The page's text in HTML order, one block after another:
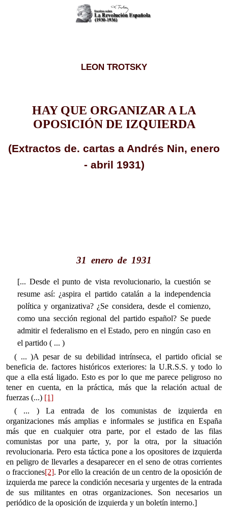
LEON TROTSKY
HAY QUE ORGANIZAR A LA
OPOSICIÓN DE IZQUIERDA
(Extractos de. cartas a Andrés Nin, enero
- abril 1931)
31 enero de 1931
[... Desde el punto de vista revolucionario, la cuestión se
resume así: ¿aspira el partido catalán a la independencia
política y organizativa? ¿Se considera, desde el comienzo,
como una sección regional del partido español? Se puede
admitir el federalismo en el Estado, pero en ningún caso en
el partido ( ... )
( ... )A pesar de su debilidad intrínseca, el partido oficial se
beneficia de. factores históricos exteriores: la U.R.S.S. y todo lo
que a ella está ligado. Esto es por lo que me parece peligroso no
tener en cuenta, en la práctica, más que la relación actual de
fuerzas (...) [1]
( ... ) La entrada de los comunistas de izquierda en
organizaciones más amplias e informales se justifica en España
más que en cualquier otra parte, por el estado de las filas
comunistas por una parte, y, por la otra, por la situación
revolucionaria. Pero esta táctica pone a los opositores de izquierda
en peligro de llevarles a desaparecer en el seno de otras corrientes
o fracciones[2]. Por ello la creación de un centro de la oposición de
izquierda me parece la condición necesaria y urgentes de la entrada
de sus militantes en otras organizaciones. Son necesarios un
periódico de la oposición de izquierda y un boletín interno.]